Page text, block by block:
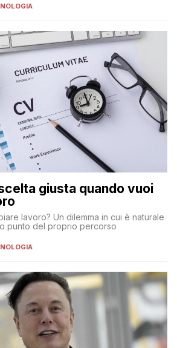
giusta quando vuoi
lavoro? Un dilemma in cui è naturale
punto del proprio percorso